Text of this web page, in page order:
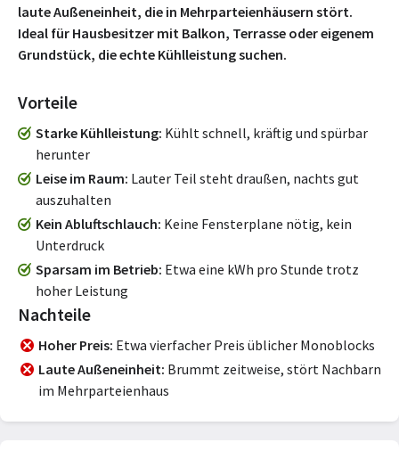
laute Außeneinheit, die in Mehrparteienhäusern stört.
Ideal für Hausbesitzer mit Balkon, Terrasse oder eigenem
Grundstück, die echte Kühlleistung suchen.
Vorteile
Starke Kühlleistung Kühlt schnell, kräftig und spürbar
herunter
Leise im Raum Lauter Teil steht draußen, nachts gut
auszuhalten
Kein Abluftschlauch Keine Fensterplane nötig, kein
Unterdruck
Sparsam im Betrieb Etwa eine kWh pro Stunde trotz
hoher Leistung
Nachteile
Hoher Preis Etwa vierfacher Preis üblicher Monoblocks
Laute Außeneinheit Brummt zeitweise, stört Nachbarn
im Mehrparteienhaus